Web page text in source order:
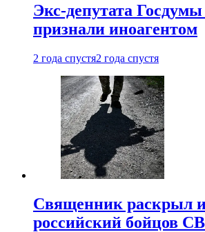
Экс-депутата
признали иноагентом
2 года спустя2 года спустя
Священник раскрыл
российский бойцов